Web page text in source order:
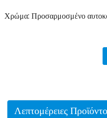
Χρώμα: Προσαρμοσμένο
Λεπτομέρειες